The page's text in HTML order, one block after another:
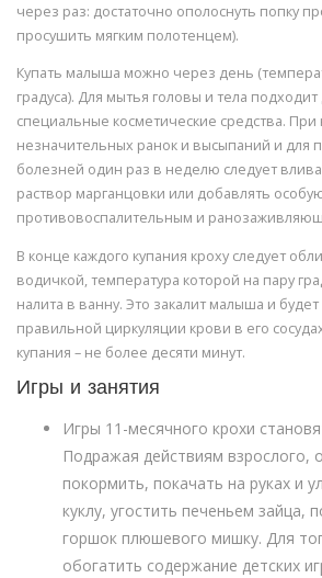
через раз: достаточно ополоснуть попку
просушить мягким полотенцем).
Купать малыша можно через день
градуса). Для мытья головы и тела
специальные косметические средства. При
незначительных ранок и высыпаний и для
болезней один раз в неделю следует
раствор марганцовки или добавлять
противовоспалительным и
В конце каждого купания кроху следует
водичкой, температура которой на пару
налита в ванну. Это закалит малыша и
правильной циркуляции крови в его
купания – не более десяти минут.
Игры и занятия
Игры 11-месячного крохи
Подражая действиям взрослого,
покормить, покачать на руках и
куклу, угостить печеньем зайца,
горшок плюшевого мишку. Для
обогатить содержание детских